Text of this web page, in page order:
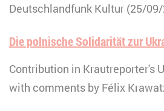
Deutschlandfunk Kultur (25/
Die polnische Solidarität zur
Contribution in Krautreporter's
with comments by Félix